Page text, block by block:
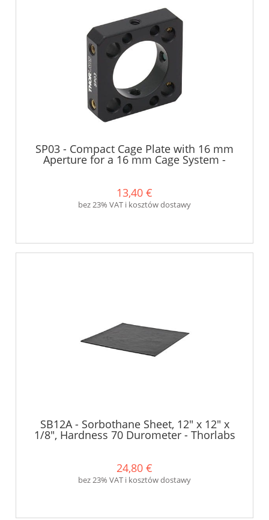
SP03 - Compact Cage Plate with 16 mm
Aperture for a 16 mm Cage System -
13,40 €
bez 23% VAT i kosztów dostawy
SB12A - Sorbothane Sheet, 12" x 12" x
1/8", Hardness 70 Durometer - Thorlabs
24,80 €
bez 23% VAT i kosztów dostawy